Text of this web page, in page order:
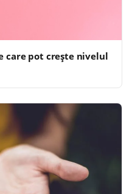
care pot crește nivelul